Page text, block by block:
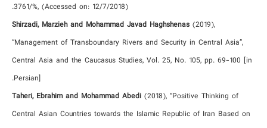
3761/%, (Accessed on: 12/7/2018).
Shirzadi, Marzieh and Mohammad Javad Haghshenas (2019),
“Management of Transboundary Rivers and Security in Central Asia”,
Central Asia and the Caucasus Studies, Vol. 25, No. 105, pp. 69-100 [in
Persian].
Taheri, Ebrahim and Mohammad Abedi (2018), “Positive Thinking of
Central Asian Countries towards the Islamic Republic of Iran Based on